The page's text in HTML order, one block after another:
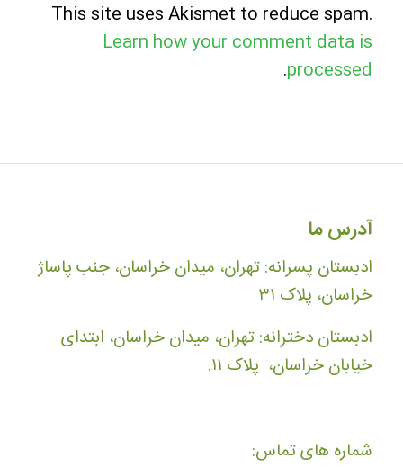
This site uses Akismet to reduce spam.
Learn how your comment data is
processed
.
آدرس ما
ادبستان پسرانه: تهران، میدان خراسان، جنب پاساژ
خراسان، پلاک ۳۱
ادبستان دخترانه: تهران، میدان خراسان، ابتدای
خیابان خراسان، پلاک ۱۱.
شماره های تماس: